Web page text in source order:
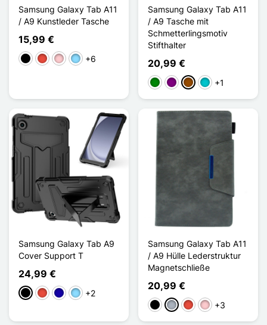
Samsung Galaxy Tab A11
/ A9 Kunstleder Tasche
15,99 €
Schwarz
Rot PinkHellblau
+6
Samsung Galaxy Tab A11
/ A9 Tasche mit
Schmetterlingsmotiv
Stifthalter
20,99 €
GrünViolettBraunTürkis
+1
Samsung Galaxy Tab A9
Cover Support T
24,99 €
Schwarz
Rot Dunkelblau
Hellblau
+2
Samsung Galaxy Tab A11
/ A9 Hülle Lederstruktur
Magnetschließe
20,99 €
Schwarz
GrauRot Pink+3